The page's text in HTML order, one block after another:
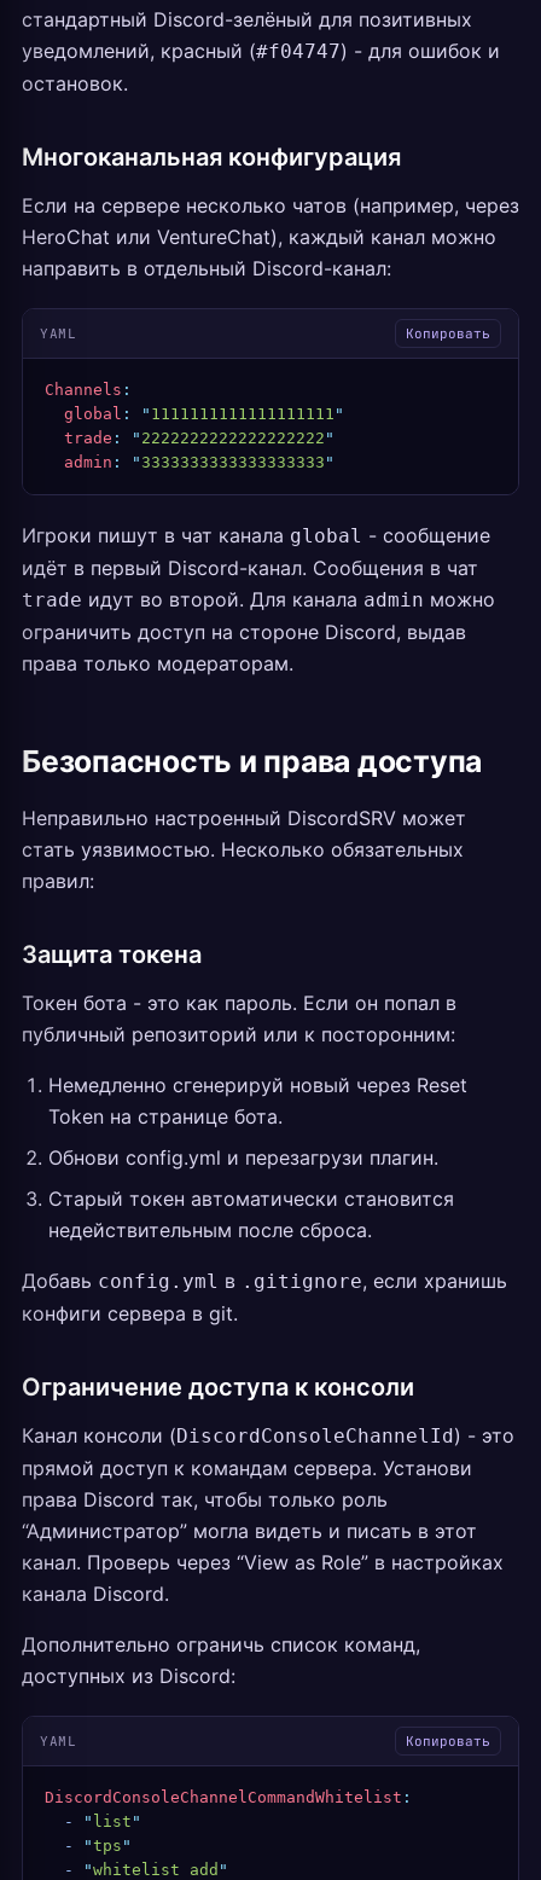
стандартный Discord-зелёный для позитивных
уведомлений, красный (#f04747) - для ошибок и
остановок.
Многоканальная конфигурация
Если на сервере несколько чатов (например, через
HeroChat или VentureChat), каждый канал можно
направить в отдельный Discord-канал:
YAML Копировать
Channels :
  global
: " 1111111111111111111 "
  trade
: " 2222222222222222222 "
  admin
: " 3333333333333333333 "
Игроки пишут в чат канала global - сообщение
идёт в первый Discord-канал. Сообщения в чат
trade идут во второй. Для канала admin можно
ограничить доступ на стороне Discord, выдав
права только модераторам.
Безопасность и права доступа
Неправильно настроенный DiscordSRV может
стать уязвимостью. Несколько обязательных
правил:
Защита токена
Токен бота - это как пароль. Если он попал в
публичный репозиторий или к посторонним:
Немедленно сгенерируй новый через Reset
Token на странице бота.
Обнови config.yml и перезагрузи плагин.
Старый токен автоматически становится
недействительным после сброса.
Добавь config.yml в .gitignore, если хранишь
конфиги сервера в git.
Ограничение доступа к консоли
Канал консоли (DiscordConsoleChannelId) - это
прямой доступ к командам сервера. Установи
права Discord так, чтобы только роль
“Администратор” могла видеть и писать в этот
канал. Проверь через “View as Role” в настройках
канала Discord.
Дополнительно ограничь список команд,
доступных из Discord:
YAML Копировать
DiscordConsoleChannelCommandWhitelist :
  -
" list "
  -
"tps "
  -
"whitelist add "